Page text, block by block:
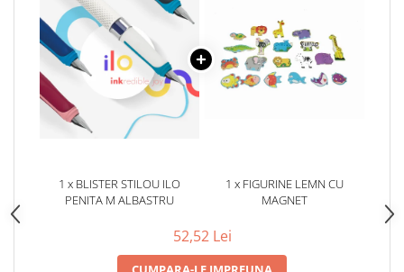
1 x BLISTER STILOU ILO
PENITA M ALBASTRU
1 x FIGURINE LEMN CU
MAGNET
52,52 Lei